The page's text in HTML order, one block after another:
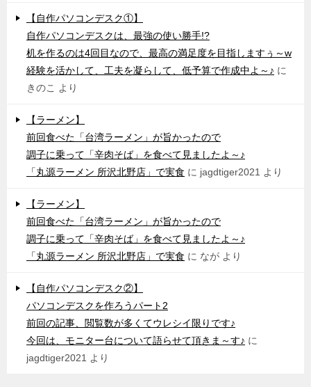
【自作パソコンデスク①】
自作パソコンデスクは、最強の使い勝手!?
机を作るのは4回目なので、最高の満足度を目指しますぅ～w
経験を活かして、工夫を凝らして、低予算で作成中よ～♪ に
きのこ より
【ラーメン】
前回食べた「台湾ラーメン」が旨かったので
調子に乗って「辛肉そば」を食べて見ましたよ～♪
「丸源ラーメン 所沢北野店」で実食 に jagdtiger2021 より
【ラーメン】
前回食べた「台湾ラーメン」が旨かったので
調子に乗って「辛肉そば」を食べて見ましたよ～♪
「丸源ラーメン 所沢北野店」で実食 に なが より
【自作パソコンデスク②】
パソコンデスクを作ろうパート2
前回の記事、閲覧数が多くてウレシイ限りです♪
今回は、モニター台について語らせて頂きま～す♪ に
jagdtiger2021 より